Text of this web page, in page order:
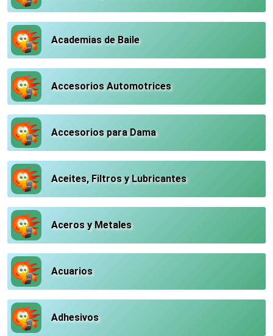
Academias de Baile
Accesorios Automotrices
Accesorios para Dama
Aceites, Filtros y Lubricantes
Aceros y Metales
Acuarios
Adhesivos